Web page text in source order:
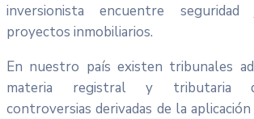
inversionista encuentre
proyectos inmobiliarios.
En nuestro país existen tribunales
materia registral y tributaria
controversias derivadas de la